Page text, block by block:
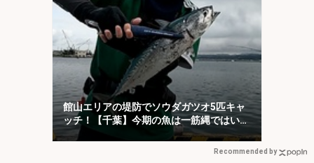
館山エリアの堤防でソウダガツオ5匹キャ
ッチ！【千葉】今期の魚は一筋縄ではいか
ない？
Recommended by